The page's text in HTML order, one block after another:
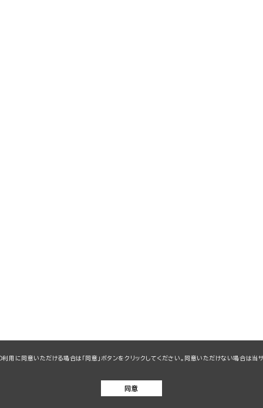
に同意いただける場合は「同意」ボタンをクリックしてください。同意いただけない場合は当
同意